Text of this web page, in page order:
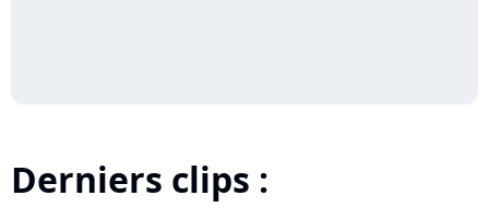
Derniers clips :